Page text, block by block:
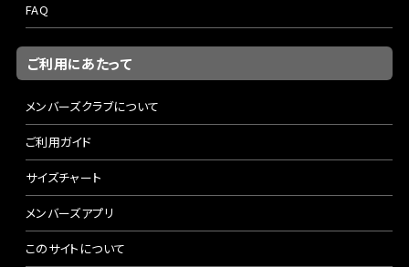
FAQ
ご利用にあたって
メンバーズクラブについて
ご利用ガイド
サイズチャート
メンバーズアプリ
このサイトについて